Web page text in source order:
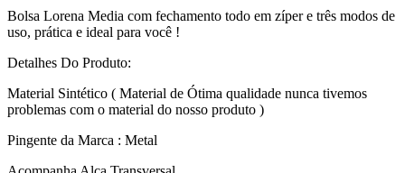
Bolsa Lorena Media com fechamento todo em zíper e três modos de
uso, prática e ideal para você !
Detalhes Do Produto:
Material Sintético ( Material de Ótima qualidade nunca tivemos
problemas com o material do nosso produto )
Pingente da Marca : Metal